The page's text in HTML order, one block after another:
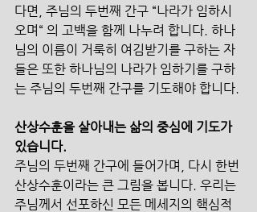
다면, 주님의 두번째 간구 “나라가 임하시
오며“ 의 고백을 함께 나누려 합니다. 하나
님의 이름이 거룩히 여김받기를 구하는 자
들은 또한 하나님의 나라가 임하기를 구하
는 주님의 두번째 간구를 기도해야 합니다.
산상수훈을 살아내는 삶의 중심에 기도가
있습니다.
주님의 두번째 간구에 들어가며, 다시 한번
산상수훈이라는 큰 그림을 봅니다. 우리는
주님께서 선포하신 모든 메세지의 핵심적